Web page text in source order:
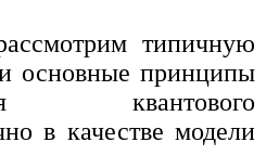
типичную
основные принципы
квантового
в качестве модели